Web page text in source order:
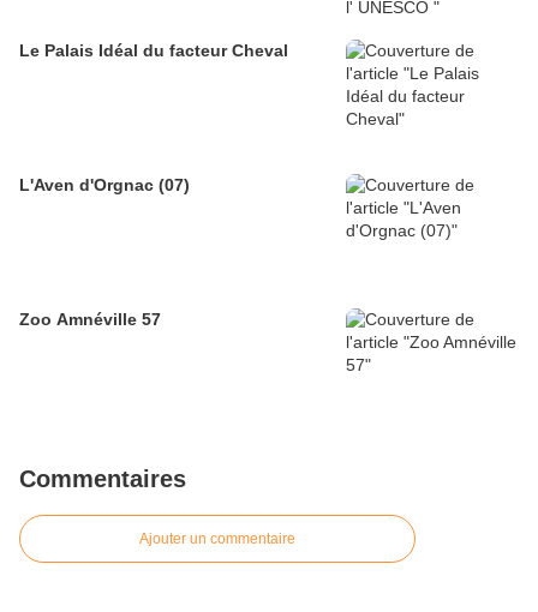
Le Palais Idéal du facteur Cheval
L'Aven d'Orgnac (07)
Zoo Amnéville 57
Commentaires
Ajouter un commentaire